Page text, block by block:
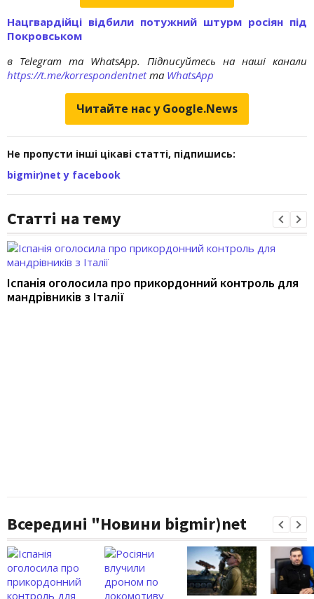
Нацгвардійці відбили потужний штурм росіян під
Покровськом
в Telegram та WhatsApp. Підписуйтесь на наші канали
https://t.me/korrespondentnetта WhatsApp
Читайте нас у Google.News
Не пропусти інші цікаві статті, підпишись:
bigmir)net у facebook
Статті на тему
Іспанія оголосила про прикордонний контроль для
мандрівників з Італії
Всередині "Новини bigmir)net